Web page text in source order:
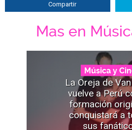
Compartir
Mas en
Música y
La Oreja de
vuelve a Perú
formación
conquistará a
sus